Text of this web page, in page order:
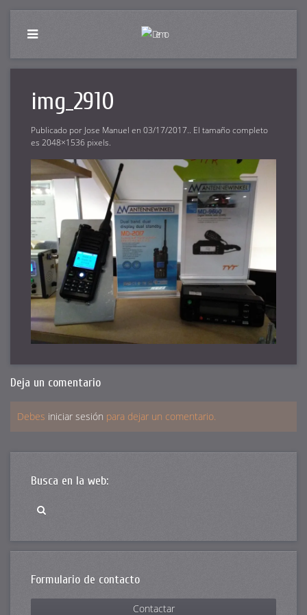
img_2910
Publicado por Jose Manuel en 03/17/2017.. El tamaño completo
es 2048×1536 pixels.
Deja un comentario
Debes iniciar sesión para dejar un comentario.
Busca en la web:
Formulario de contacto
Contactar